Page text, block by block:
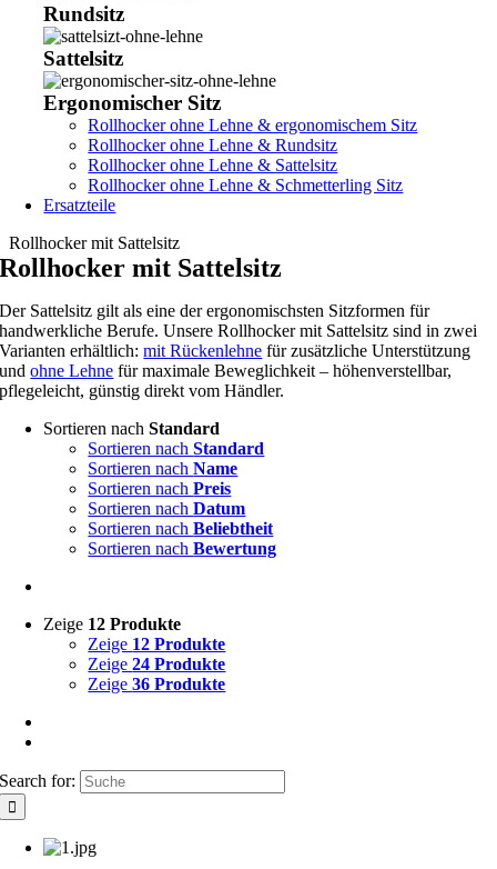
Rundsitz
Sattelsitz
Ergonomischer Sitz
Rollhocker ohne Lehne & ergonomischem Sitz
Rollhocker ohne Lehne & Rundsitz
Rollhocker ohne Lehne & Sattelsitz
Rollhocker ohne Lehne & Schmetterling Sitz
Ersatzteile
Rollhocker mit Sattelsitz
Rollhocker mit Sattelsitz
Der Sattelsitz gilt als eine der ergonomischsten Sitzformen für
handwerkliche Berufe. Unsere Rollhocker mit Sattelsitz sind in zwei
Varianten erhältlich:mit Rückenlehne für zusätzliche Unterstützung
undohne Lehne für maximale Beweglichkeit – höhenverstellbar,
pflegeleicht, günstig direkt vom Händler.
Sortieren nachStandard
Sortieren nachStandard
Sortieren nachName
Sortieren nachPreis
Sortieren nachDatum
Sortieren nachBeliebtheit
Sortieren nachBewertung
Zeige 12 Produkte
Zeige 12 Produkte
Zeige24 Produkte
Zeige36 Produkte
Search for: